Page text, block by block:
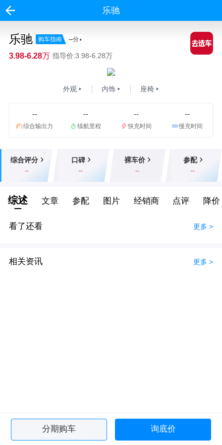
乐驰
乐驰 购车指南 --分
3.98-6.28万 指导价:3.98-6.28万
外观 内饰 座椅
--
综合输出力
--
续航里程
--
快充时间
--
慢充时间
综合评分
--
口碑
--
裸车价
--
参配
--
综述 文章 参配 图片 经销商 点评 降价
看了还看 更多 >
相关资讯 更多 >
分期购车 询底价